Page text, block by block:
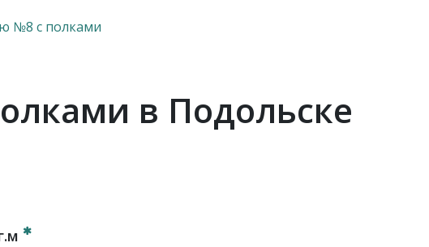
№8 с полками
в Подольске